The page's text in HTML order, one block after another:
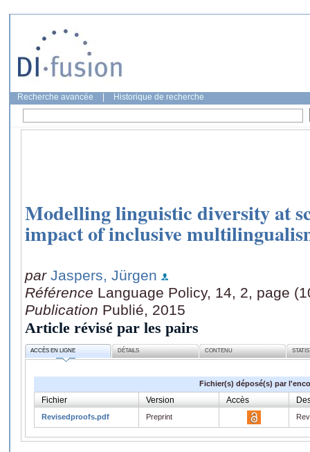
Recherche avancée Historique de recherche
Modelling linguistic diversity at
impact of inclusive
par Jaspers, Jürgen
Référence Language Policy, 14, 2, page
Publication Publié, 2015
Article révisé par les pairs
ACCÈS EN LIGNE DÉTAILS CONTENU
Fichier(s) déposé(s) par
Fichier Version Accès
Revisedproofs.pdf Preprint